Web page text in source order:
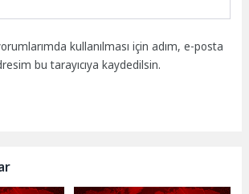
kullanılması için adım, e-posta
bu tarayıcıya kaydedilsin.